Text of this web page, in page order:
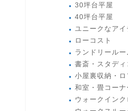
30坪台平屋
40坪台平屋
ユニークなアイ
ローコスト
ランドリール
書斎・スタディ
小屋裏収納・ロ
和室・畳コーナ
ウォークイン